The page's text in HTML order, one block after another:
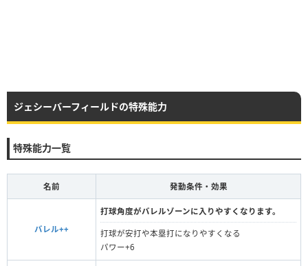
ジェシーバーフィールドの特殊能力
特殊能力一覧
名前 発動条件・効果
バレル++
打球角度がバレルゾーンに入りやすくなります。
打球が安打や本塁打になりやすくなる
パワー+6